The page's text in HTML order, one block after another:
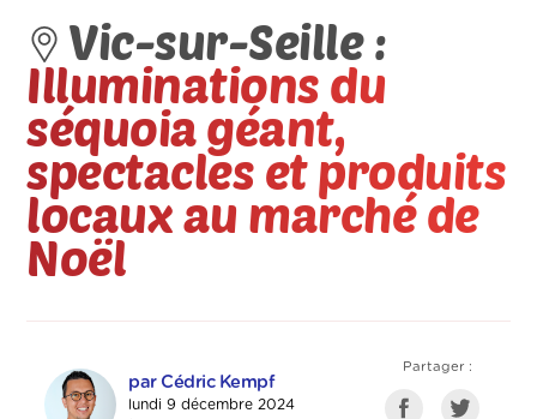
Vic-sur-Seille :
Illuminations du
séquoia géant,
spectacles et produits
locaux au marché de
Noël
par Cédric Kempf
lundi 9 décembre 2024
Partager :